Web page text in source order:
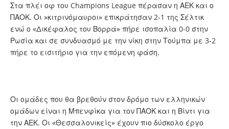
Στα πλέι οφ του Champions League πέρασαν η ΑΕΚ και ο
ΠΑΟΚ. Οι »κιτρινόμαυροι» επικράτησαν 2-1 της Σέλτικ
ενώ ο «Δικέφαλος του Βορρά» πήρε ισοπαλία 0-0 στην
Ρωσία και σε συνδυασμό με την νίκη στην Τούμπα με 3-2
πήρε το εισιτήριο για την επόμενη φάση.
Οι ομάδες που θα βρεθούν στον δρόμο των ελληνικών
ομάδων είναι η Μπενφίκα για τον ΠΑΟΚ και η Βίντι για
την ΑΕΚ. Οι «Θεσσαλονικείς» έχουν πιο δύσκολο έργο